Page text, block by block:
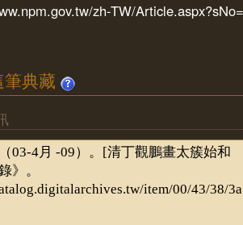
zh-TW/
筆典藏